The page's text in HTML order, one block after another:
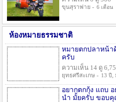
ขุนสุราพ่าย - 6 เดือน
ห้องหมายธรรมชาติ
หมายตกปลาหน้า
ครับ
ความเห็น 14 ดู
ยุทธศรีสะเกษ - 13 ปี ,
อยากตกกุ้ง แถบ
นำ มั้ยครับ ขอบ